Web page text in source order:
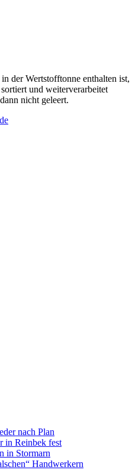
der Wertstofftonne enthalten ist,
und weiterverarbeitet
nicht geleert.
nach Plan
in Reinbek fest
in Stormarn
Handwerkern